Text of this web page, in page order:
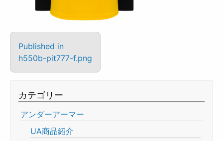
Published in
h550b-pit777-f.png
カテゴリー
アンダーアーマー
UA商品紹介